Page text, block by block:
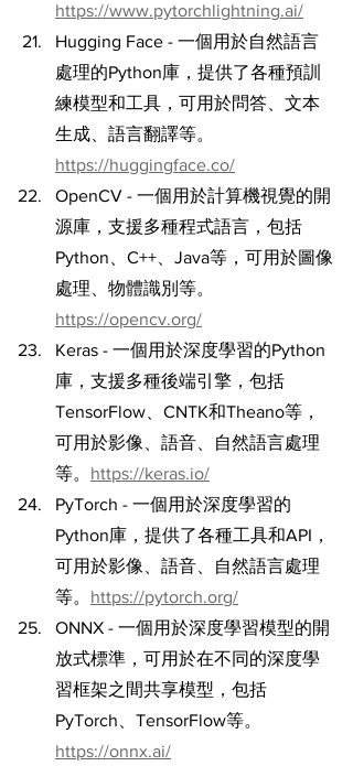
https://www.pytorchlightning.ai/
Hugging Face - 一個用於自然語言
處理的Python庫，提供了各種預訓
練模型和工具，可用於問答、文本
生成、語言翻譯等。
https://huggingface.co/
OpenCV - 一個用於計算機視覺的開
源庫，支援多種程式語言，包括
Python、C++、Java等，可用於圖像
處理、物體識別等。
https://opencv.org/
Keras - 一個用於深度學習的Python
庫，支援多種後端引擎，包括
TensorFlow、CNTK和Theano等，
可用於影像、語音、自然語言處理
等。 https://keras.io/
PyTorch - 一個用於深度學習的
Python庫，提供了各種工具和API，
可用於影像、語音、自然語言處理
等。 https://pytorch.org/
ONNX - 一個用於深度學習模型的開
放式標準，可用於在不同的深度學
習框架之間共享模型，包括
PyTorch、TensorFlow等。
https://onnx.ai/